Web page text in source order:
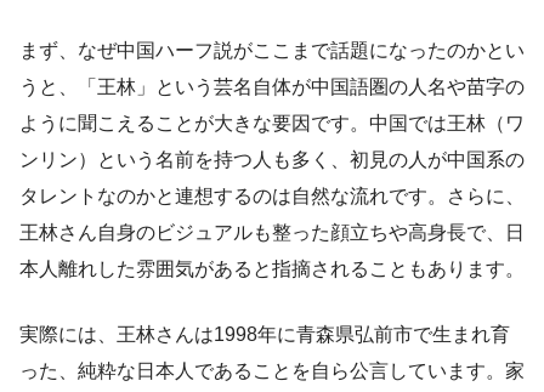
まず、なぜ中国ハーフ説がここまで話題になったのかとい
うと、「王林」という芸名自体が中国語圏の人名や苗字の
ように聞こえることが大きな要因です。中国では王林（ワ
ンリン）という名前を持つ人も多く、初見の人が中国系の
タレントなのかと連想するのは自然な流れです。さらに、
王林さん自身のビジュアルも整った顔立ちや高身長で、日
本人離れした雰囲気があると指摘されることもあります。
実際には、王林さんは1998年に青森県弘前市で生まれ育
った、純粋な日本人であることを自ら公言しています。家